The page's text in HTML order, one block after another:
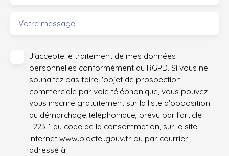
Votre message
J'accepte le traitement de mes données
personnelles conformément au RGPD. Si vous ne
souhaitez pas faire l'objet de prospection
commerciale par voie téléphonique, vous pouvez
vous inscrire gratuitement sur la liste d'opposition
au démarchage téléphonique, prévu par l'article
L223-1 du code de la consommation, sur le site
Internet www.bloctel.gouv.fr ou par courrier
adressé à :